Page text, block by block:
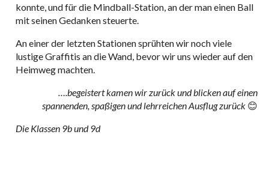
konnte, und für die Mindball-Station, an der man einen Ball
mit seinen Gedanken steuerte.
An einer der letzten Stationen sprühten wir noch viele
lustige Graffitis an die Wand, bevor wir uns wieder auf den
Heimweg machten.
….begeistert kamen wir zurück und blicken auf einen
spannenden, spaßigen und lehrreichen Ausflug zurück 😊
Die Klassen 9b und 9d